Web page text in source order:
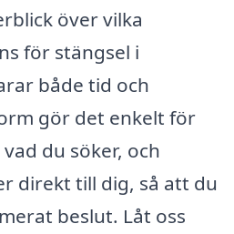
över vilka
för stängsel i
både tid och
gör det enkelt för
du söker, och
direkt till dig, så att du
beslut. Låt oss